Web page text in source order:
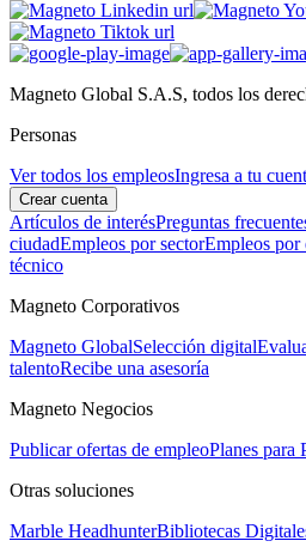
Magneto Global S.A.S, todos los
Personas
Ver todos los empleosIngresa a tu
Crear cuenta
Artículos de interésPreguntas
ciudadEmpleos por sectorEmpleos por
técnico
Magneto Corporativos
Magneto GlobalSelección digital
talentoRecibe una asesoría
Magneto Negocios
Publicar ofertas de empleoPlanes para
Otras soluciones
Marble HeadhunterBibliotecas